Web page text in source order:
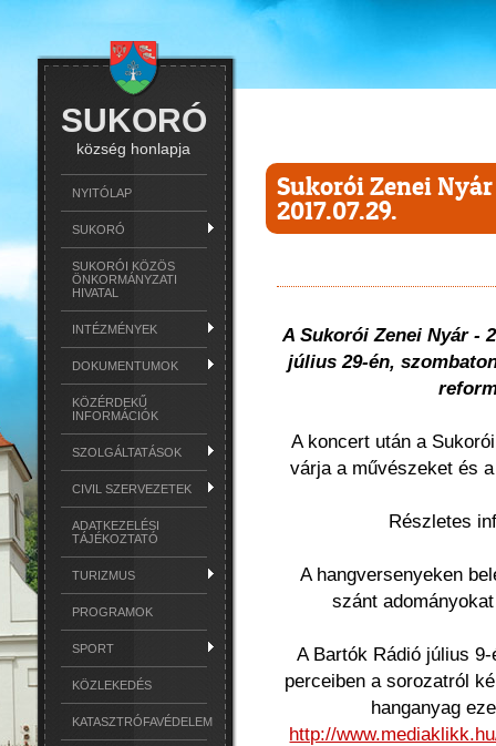
SUKORÓ
község honlapja
NYITÓLAP
SUKORÓ
SUKORÓI KÖZÖS
ÖNKORMÁNYZATI
HIVATAL
INTÉZMÉNYEK
DOKUMENTUMOK
KÖZÉRDEKŰ
INFORMÁCIÓK
SZOLGÁLTATÁSOK
CIVIL SZERVEZETEK
ADATKEZELÉSI
TÁJÉKOZTATÓ
TURIZMUS
PROGRAMOK
SPORT
KÖZLEKEDÉS
KATASZTRÓFAVÉDELEM
Sukorói Zenei
2017.07.29.
A Sukorói Zenei Nyár -
július 29-én,
A koncert után a
várja a művészeket és
Részletes
A hangversenyeken
szánt
A Bartók Rádió július
perceiben a sorozatról
hanganyag
http://